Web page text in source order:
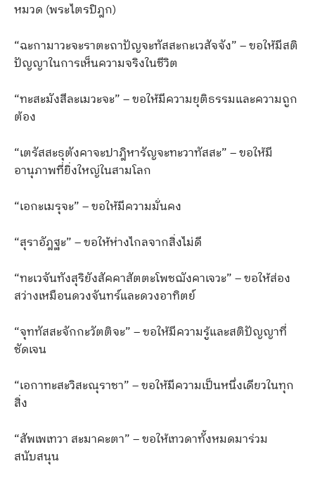
หมวด (พระไตรปิฎก)
“ฉะกามาวะจะราตะถาปัญจะทัสสะกะเวสัจจัง” – ขอให้มีสติ
ปัญญาในการเห็นความจริงในชีวิต
“ทะสะมังสีละเมวะจะ” – ขอให้มีความยุติธรรมและความถูก
ต้อง
“เตรัสสะธุตังคาจะปาฎิหารัญจะทะวาทัสสะ” – ขอให้มี
อานุภาพที่ยิ่งใหญ่ในสามโลก
“เอกะเมรุจะ” – ขอให้มีความมั่นคง
“สุราอัฎฐะ” – ขอให้ห่างไกลจากสิ่งไม่ดี
“ทะเวจันทังสุริยังสัคคาสัตตะโพชฌังคาเจวะ” – ขอให้ส่อง
สว่างเหมือนดวงจันทร์และดวงอาทิตย์
“จุททัสสะจักกะวัตติจะ” – ขอให้มีความรู้และสติปัญญาที่
ชัดเจน
“เอกาทะสะวิสะณุราชา” – ขอให้มีความเป็นหนึ่งเดียวในทุก
สิ่ง
“สัพเพเทวา สะมาคะตา” – ขอให้เทวดาทั้งหมดมาร่วม
สนับสนุน